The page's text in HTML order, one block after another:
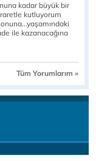
kadar büyük bir
kutluyorum
ile kazanacağına
Tüm Yorumlarım »